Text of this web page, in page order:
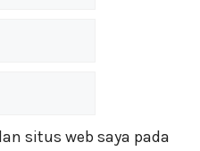
situs web saya pada